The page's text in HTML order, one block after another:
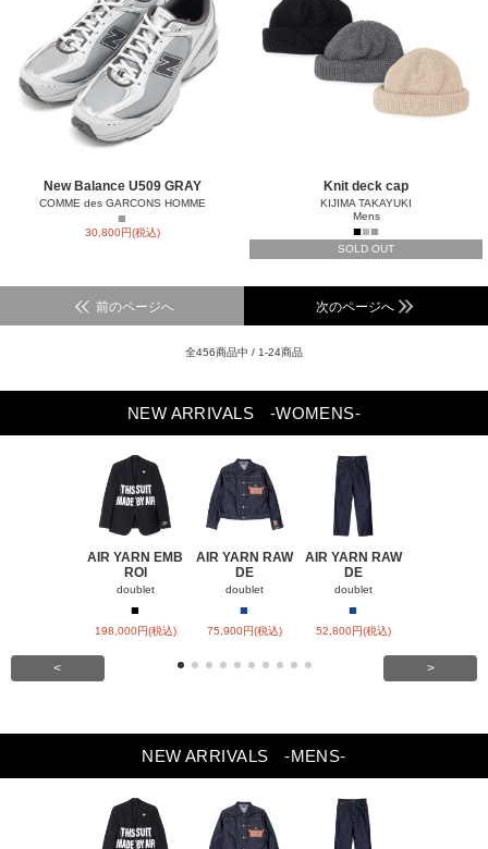
New Balance U509 GRAY
COMME des GARCONS HOMME
■
30,800円(税込)
Knit deck cap
KIJIMA TAKAYUKI
Mens
■■■
SOLD OUT
前のページへ 次のページへ
全456商品中 / 1-24商品
NEW ARRIVALS -WOMENS-
AIR YARN EMB
ROI
doublet
■
198,000円(税込)
AIR YARN RAW
DE
doublet
■
75,900円(税込)
AIR YARN RAW
DE
doublet
■
52,800円(税込)
< >
NEW ARRIVALS -MENS-